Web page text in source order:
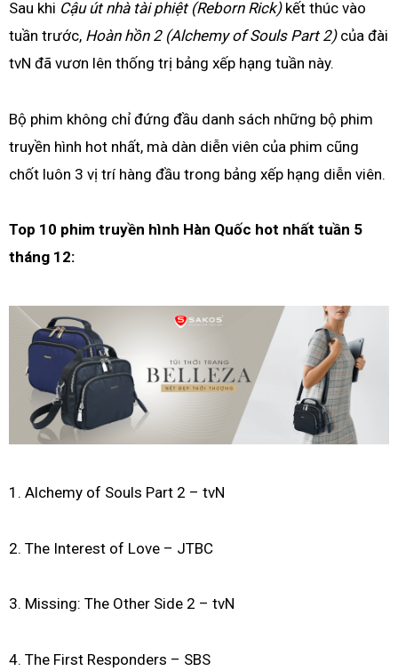
Sau khi Cậu út nhà tài phiệt (Reborn Rick)kết thúc vào
tuần trước, Hoàn hồn 2 (Alchemy of Souls Part 2)của đài
tvN đã vươn lên thống trị bảng xếp hạng tuần này.
Bộ phim không chỉ đứng đầu danh sách những bộ phim
truyền hình hot nhất, mà dàn diễn viên của phim cũng
chốt luôn 3 vị trí hàng đầu trong bảng xếp hạng diễn viên.
Top 10 phim truyền hình Hàn Quốc hot nhất tuần 5
tháng 12:
1. Alchemy of Souls Part 2 – tvN
2. The Interest of Love – JTBC
3. Missing: The Other Side 2 – tvN
4. The First Responders – SBS